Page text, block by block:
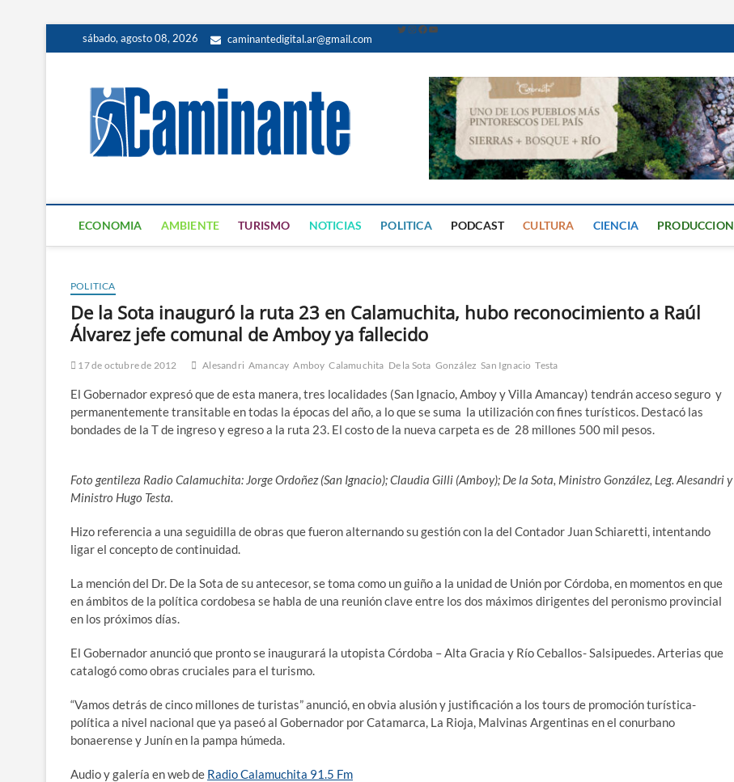
sábado, agosto 08, 2026 caminantedigital.ar@gmail.com
Caminante Digital
PERIÓDICO DIGITAL DEL VALLE DE CALAMUCHITA
ECONOMIA AMBIENTE TURISMO NOTICIAS POLITICA PODCAST CULTURA CIENCIA PRODUCCION
POLITICA
De la Sota inauguró la ruta 23 en Calamuchita, hubo reconocimiento a Raúl
Álvarez jefe comunal de Amboy ya fallecido
17 de octubre de 2012 Alesandri Amancay Amboy Calamuchita De la Sota González San Ignacio Testa
El Gobernador expresó que de esta manera, tres localidades (San Ignacio, Amboy y Villa Amancay) tendrán acceso seguro y
permanentemente transitable en todas la épocas del año, a lo que se suma la utilización con fines turísticos. Destacó las
bondades de la T de ingreso y egreso a la ruta 23. El costo de la nueva carpeta es de 28 millones 500 mil pesos.
Foto gentileza Radio Calamuchita: Jorge Ordoñez (San Ignacio); Claudia Gilli (Amboy); De la Sota, Ministro González, Leg. Alesandri y
Ministro Hugo Testa.
Hizo referencia a una seguidilla de obras que fueron alternando su gestión con la del Contador Juan Schiaretti, intentando
ligar el concepto de continuidad.
La mención del Dr. De la Sota de su antecesor, se toma como un guiño a la unidad de Unión por Córdoba, en momentos en que
en ámbitos de la política cordobesa se habla de una reunión clave entre los dos máximos dirigentes del peronismo provincial
en los próximos días.
El Gobernador anunció que pronto se inaugurará la utopista Córdoba – Alta Gracia y Río Ceballos- Salsipuedes. Arterias que
catalogó como obras cruciales para el turismo.
“Vamos detrás de cinco millones de turistas” anunció, en obvia alusión y justificación a los tours de promoción turística-
política a nivel nacional que ya paseó al Gobernador por Catamarca, La Rioja, Malvinas Argentinas en el conurbano
bonaerense y Junín en la pampa húmeda.
Audio y galería en web de Radio Calamuchita 91.5 Fm